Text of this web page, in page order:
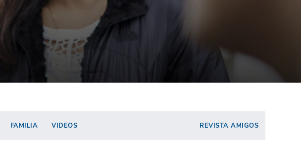
FAMILIA VIDEOS REVISTA AMIGOS